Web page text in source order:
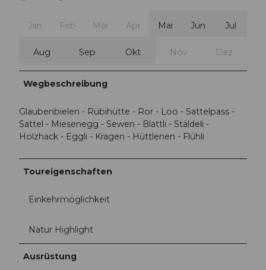
Jan Feb Mär Apr Mai Jun Jul
Aug Sep Okt Nov Dez
Wegbeschreibung
Glaubenbielen - Rübihütte - Ror - Loo - Sattelpass -
Sattel - Miesenegg - Sewen - Blattli - Stäldeli -
Holzhack - Eggli - Kragen - Hüttlenen - Flühli
Toureigenschaften
Einkehrmöglichkeit
Natur Highlight
Ausrüstung